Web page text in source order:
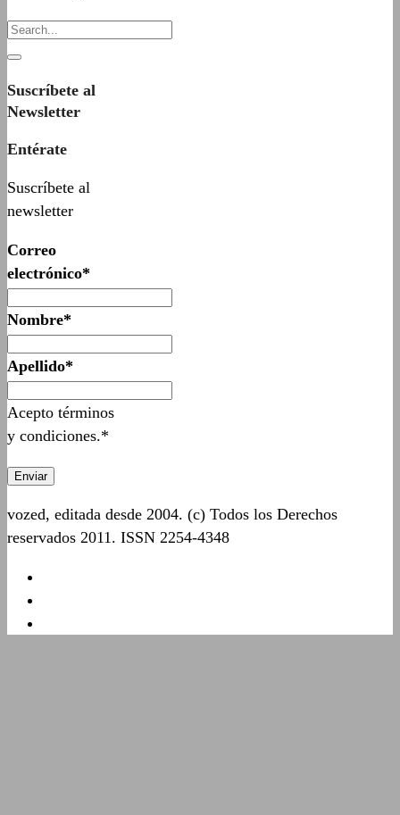
Suscríbete al
Newsletter
Entérate
Suscríbete al
newsletter
Correo
electrónico*
Nombre*
Apellido*
Acepto términos
y condiciones.*
vozed, editada desde 2004. (c) Todos los Derechos
reservados 2011. ISSN 2254-4348